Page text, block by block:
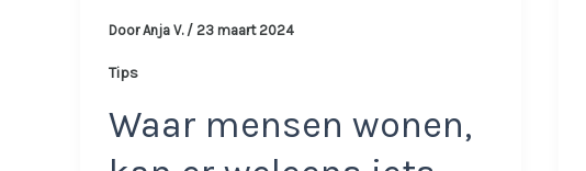
DoorAnja V. / 23 maart 2024
Tips
Waar mensen wonen,